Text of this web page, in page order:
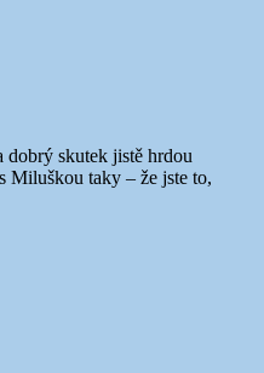
dobrý skutek jistě hrdou
Miluškou taky – že jste to,